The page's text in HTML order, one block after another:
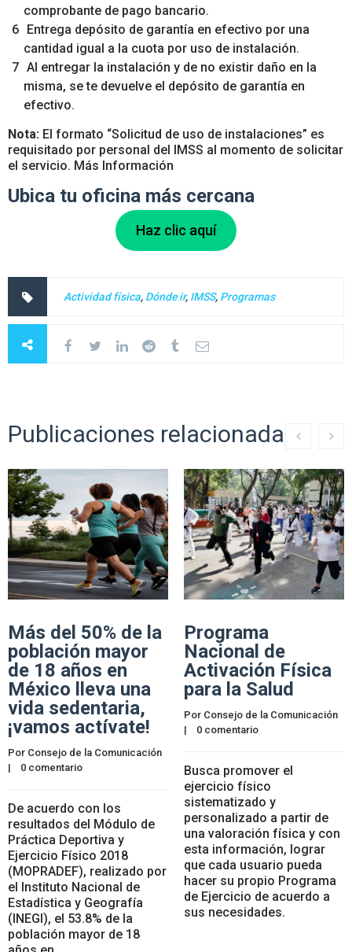
comprobante de pago bancario.
Entrega depósito de garantía en efectivo por una
cantidad igual a la cuota por uso de instalación.
Al entregar la instalación y de no existir daño en la
misma, se te devuelve el depósito de garantía en
efectivo.
Nota: El formato “Solicitud de uso de instalaciones” es
requisitado por personal del IMSS al momento de solicitar
el servicio. Más Información
Ubica tu oficina más cercana
Haz clic aquí
Actividad física, Dónde ir, IMSS, Programas
Publicaciones relacionadas
Más del 50% de la
población mayor
de 18 años en
México lleva una
vida sedentaria,
¡vamos actívate!
Por Consejo de la Comunicación
| 0 comentario
De acuerdo con los
resultados del Módulo de
Práctica Deportiva y
Ejercicio Físico 2018
(MOPRADEF), realizado por
el Instituto Nacional de
Estadística y Geografía
(INEGI), el 53.8% de la
población mayor de 18
Programa
Nacional de
Activación Física
para la Salud
Por Consejo de la Comunicación
| 0 comentario
Busca promover el
ejercicio físico
sistematizado y
personalizado a partir de
una valoración física y con
esta información, lograr
que cada usuario pueda
hacer su propio Programa
de Ejercicio de acuerdo a
sus necesidades.